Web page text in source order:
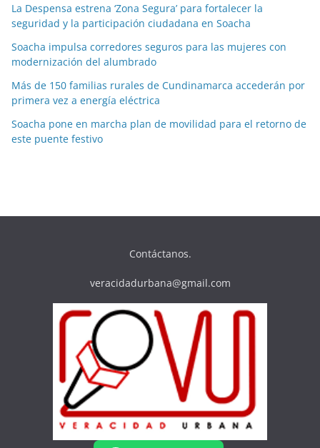
La Despensa estrena ‘Zona Segura’ para fortalecer la
seguridad y la participación ciudadana en Soacha
Soacha impulsa corredores seguros para las mujeres con
modernización del alumbrado
Más de 150 familias rurales de Cundinamarca accederán por
primera vez a energía eléctrica
Soacha pone en marcha plan de movilidad para el retorno de
este puente festivo
Contáctanos.
veracidadurbana@gmail.com